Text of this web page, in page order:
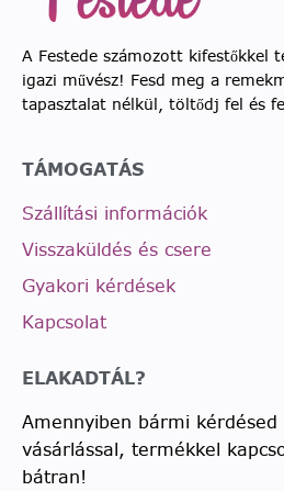
A Festede számozott kifestőkkel
igazi művész! Fesd meg a
tapasztalat nélkül, töltődj fel és
TÁMOGATÁS
Szállítási információk
Visszaküldés és csere
Gyakori kérdések
Kapcsolat
ELAKADTÁL?
Amennyiben bármi
vásárlással, termékkel
bátran!